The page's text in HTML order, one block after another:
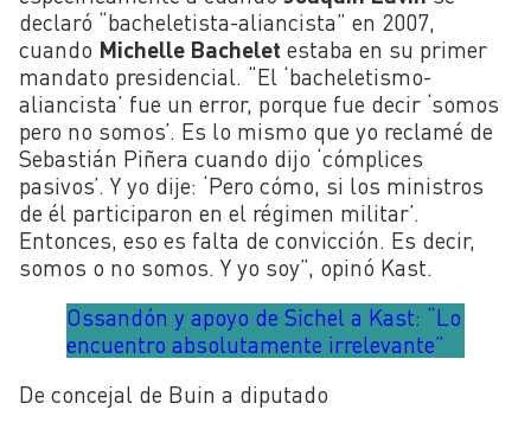
declaró “bacheletista-aliancista” en 2007,
cuando Michelle Bachelet estaba en su primer
mandato presidencial. “El ‘bacheletismo-
aliancista’ fue un error, porque fue decir ‘somos
pero no somos’. Es lo mismo que yo reclamé de
Sebastián Piñera cuando dijo ‘cómplices
pasivos’. Y yo dije: ‘Pero cómo, si los ministros
de él participaron en el régimen militar’.
Entonces, eso es falta de convicción. Es decir,
somos o no somos. Y yo soy”, opinó Kast.
Ossandón y apoyo de Sichel a Kast: “Lo
encuentro absolutamente irrelevante”
De concejal de Buin a diputado